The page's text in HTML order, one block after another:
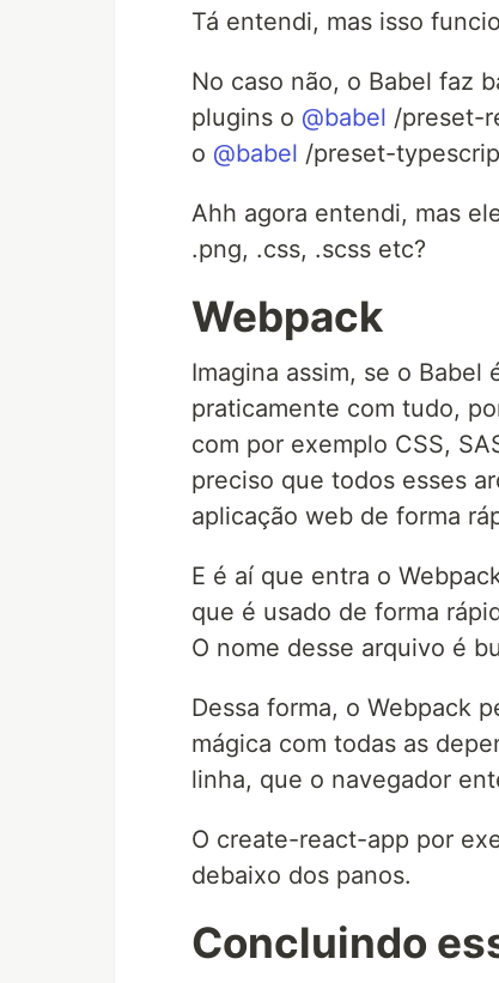
Tá entendi, mas isso
No caso não, o Babel faz
plugins o @babel /preset-
o @babel /preset-
Ahh agora entendi, mas
.png, .css, .scss etc?
Webpack
Imagina assim, se o
praticamente com tudo,
com por exemplo CSS,
preciso que todos esses
aplicação web de forma
E é aí que entra o
que é usado de forma
O nome desse arquivo é
Dessa forma, o Webpack
mágica com todas as
linha, que o navegador
O create-react-app por
debaixo dos panos.
Concluindo